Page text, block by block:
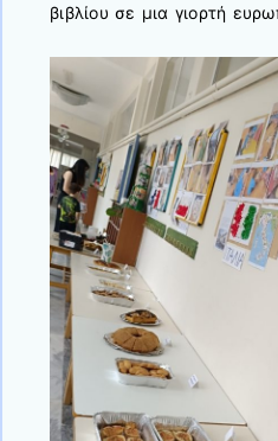
βιβλίου σε μια γιορτή